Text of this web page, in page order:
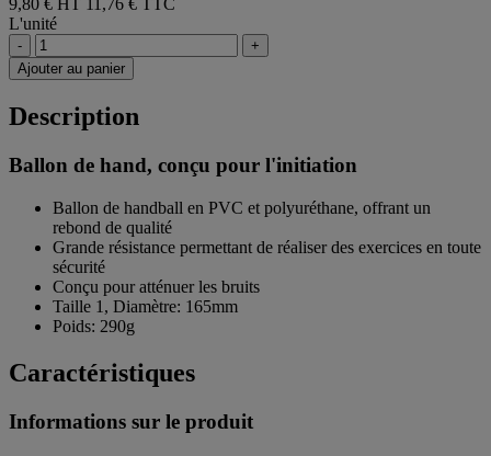
9,80 € HT 11,76 € TTC
L'unité
-
+
Ajouter au panier
Description
Ballon de hand, conçu pour l'initiation
Ballon de handball en PVC et polyuréthane, offrant un
rebond de qualité
Grande résistance permettant de réaliser des exercices en toute
sécurité
Conçu pour atténuer les bruits
Taille 1, Diamètre: 165mm
Poids: 290g
Caractéristiques
Informations sur le produit